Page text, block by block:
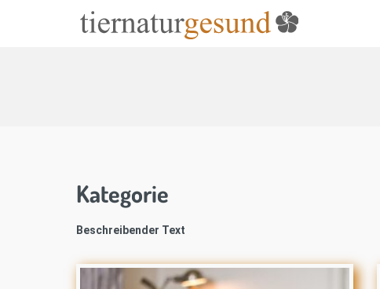
Kategorie
Beschreibender Text